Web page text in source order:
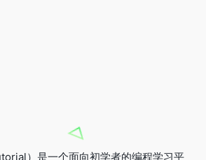
）是一个面向初学者的编程学习平